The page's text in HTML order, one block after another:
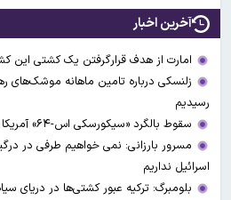
آخرین اخبار
امارت از هدف قرارگرفتن یک کشتی این
زلنسکی درباره تامین ماهانه موشک‌های
رسیدیم
سقوط بالگرد «سیکورسکی اس-۶۴» آمریکا
مسرور بارزانی: نمی خواهیم طرفی در
اسرائیل نداریم
بلومبرگ: ترکیه عبور کشتی‌ها در دریای